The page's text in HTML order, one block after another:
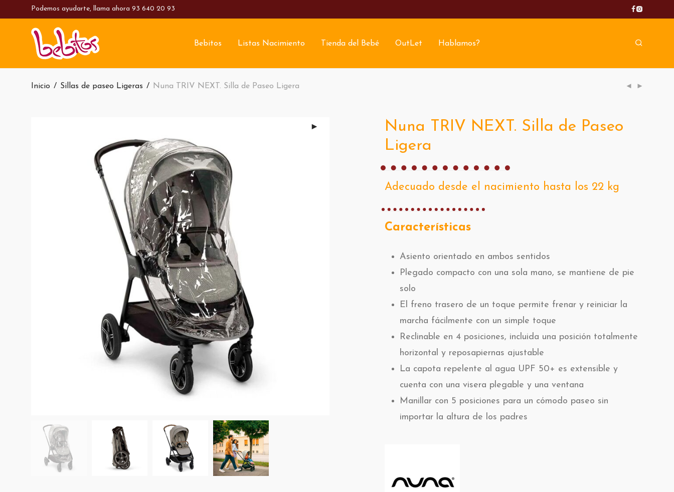
Podemos ayudarte, llama ahora 93 640 20 93
Bebitos Listas Nacimiento Tienda del Bebé OutLet Hablamos?
Inicio / Sillas de paseo Ligeras / Nuna TRIV NEXT. Silla de Paseo Ligera
Nuna TRIV NEXT. Silla de Paseo
Ligera
Adecuado desde el nacimiento hasta los 22 kg
Características
Asiento orientado en ambos sentidos
Plegado compacto con una sola mano, se mantiene de pie
solo
El freno trasero de un toque permite frenar y reiniciar la
marcha fácilmente con un simple toque
Reclinable en 4 posiciones, incluida una posición totalmente
horizontal y reposapiernas ajustable
La capota repelente al agua UPF 50+ es extensible y
cuenta con una visera plegable y una ventana
Manillar con 5 posiciones para un cómodo paseo sin
importar la altura de los padres